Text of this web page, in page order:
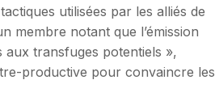
utilisées par les alliés de
membre notant que l’émission
aux transfuges potentiels »,
productive pour convaincre les